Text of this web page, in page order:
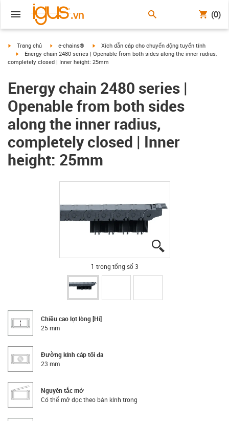
(0)
igus-icon-arrow-right
Trang chủ igus-icon-arrow-right
e-chains® igus-icon-arrow-right
Xích dẫn cáp cho chuyển động tuyến tính
igus-icon-arrow-right
Energy chain 2480 series | Openable from both sides along the inner radius,
completely closed | Inner height: 25mm
Energy chain 2480 series |
Openable from both sides
along the inner radius,
completely closed | Inner
height: 25mm
1 trong tổng số 3
Chiều cao lọt lòng [Hi]
25 mm
Đường kính cáp tối đa
23 mm
Nguyên tắc mở
Có thể mở dọc theo bán kính trong